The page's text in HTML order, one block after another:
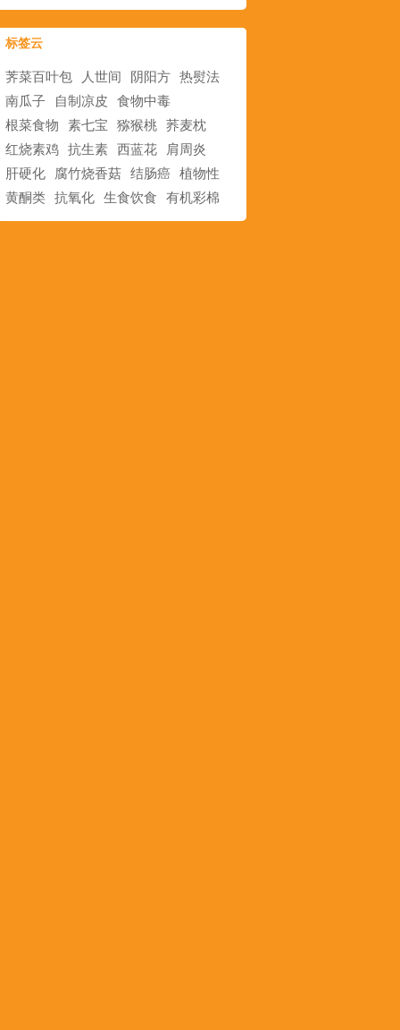
标签云
荠菜百叶包 人世间 阴阳方 热熨法
南瓜子
自制凉皮
食物中毒
根菜食物
素七宝 猕猴桃 荞麦枕
红烧素鸡 抗生素 西蓝花
肩周炎
肝硬化
腐竹烧香菇 结肠癌 植物性
黄酮类 抗氧化 生食饮食 有机彩棉